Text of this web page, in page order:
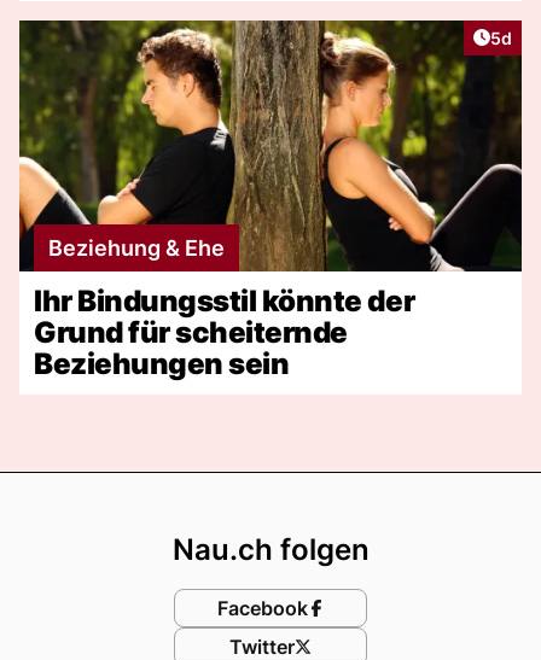
5d
Beziehung & Ehe
Ihr Bindungsstil könnte der
Grund für scheiternde
Beziehungen sein
Nau.ch folgen
Facebook
Twitter